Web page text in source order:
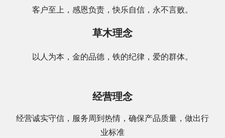
客户至上，感恩负责，快乐自信，永不言败。
草木理念
以人为本，金的品德，铁的纪律，爱的群体。
经营理念
经营诚实守信，服务周到热情，确保产品质量，做出行
业标准